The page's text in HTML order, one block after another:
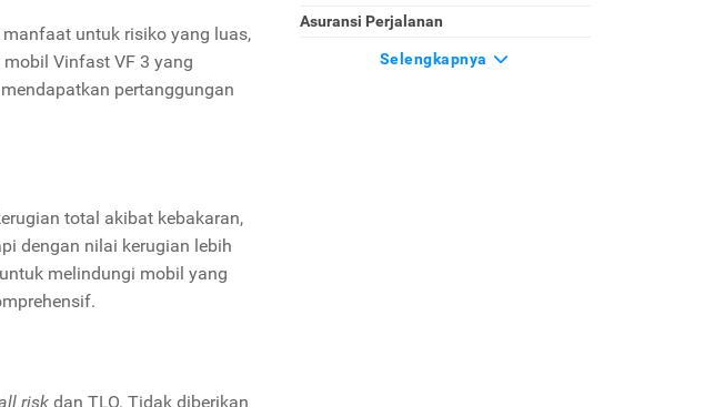
untuk risiko yang luas,
Vinfast VF 3 yang
pertanggungan
total akibat kebakaran,
dengan nilai kerugian lebih
melindungi mobil yang
risk dan TLO. Tidak diberikan
Asuransi Perjalanan
Selengkapnya